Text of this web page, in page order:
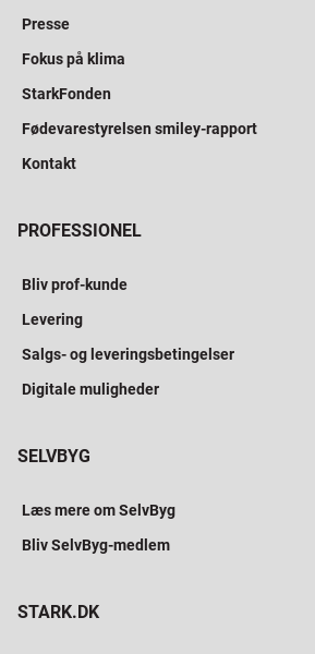
Presse
Fokus på klima
StarkFonden
Fødevarestyrelsen smiley-rapport
Kontakt
PROFESSIONEL
Bliv prof-kunde
Levering
Salgs- og leveringsbetingelser
Digitale muligheder
SELVBYG
Læs mere om SelvByg
Bliv SelvByg-medlem
STARK.DK